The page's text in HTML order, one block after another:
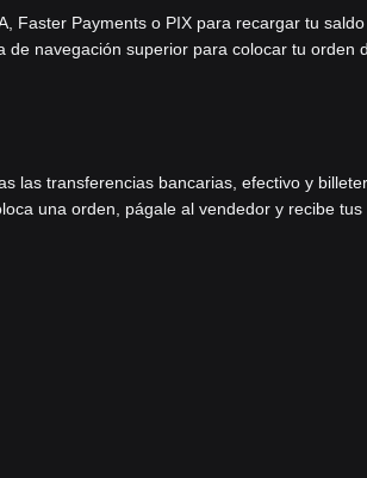
Faster Payments o PIX para recargar tu
de navegación superior para colocar tu orden
las transferencias bancarias, efectivo y
una orden, págale al vendedor y recibe tus